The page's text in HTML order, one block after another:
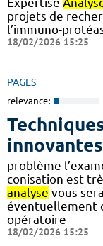
projets de
l’immuno-
18/02/2026 15:25
PAGES
relevance:
innovantes
problème
conisation est
analyse vous
éventuellement
opératoire
18/02/2026 15:25